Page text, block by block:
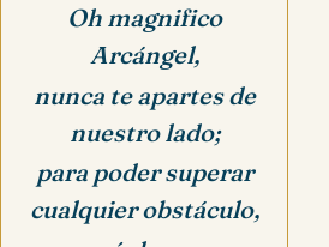
Oh magnifico
Arcángel,
nunca te apartes de
nuestro lado;
para poder superar
cualquier obstáculo,